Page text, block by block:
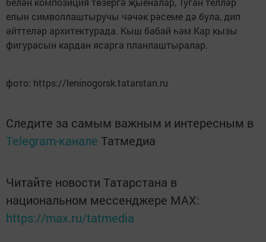
елын символлаштыручы чәчәк рәсеме дә була, дип
әйттеләр архитектурада. Кыш бабай һәм Кар кызы
фигурасын кардан ясарга планлаштыралар.
фото: https://leninogorsk.tatarstan.ru
Следите за самым важным и интересным в
Telegram-канале Татмедиа
Читайте новости Татарстана в
национальном мессенджере MАХ:
https://max.ru/tatmedia